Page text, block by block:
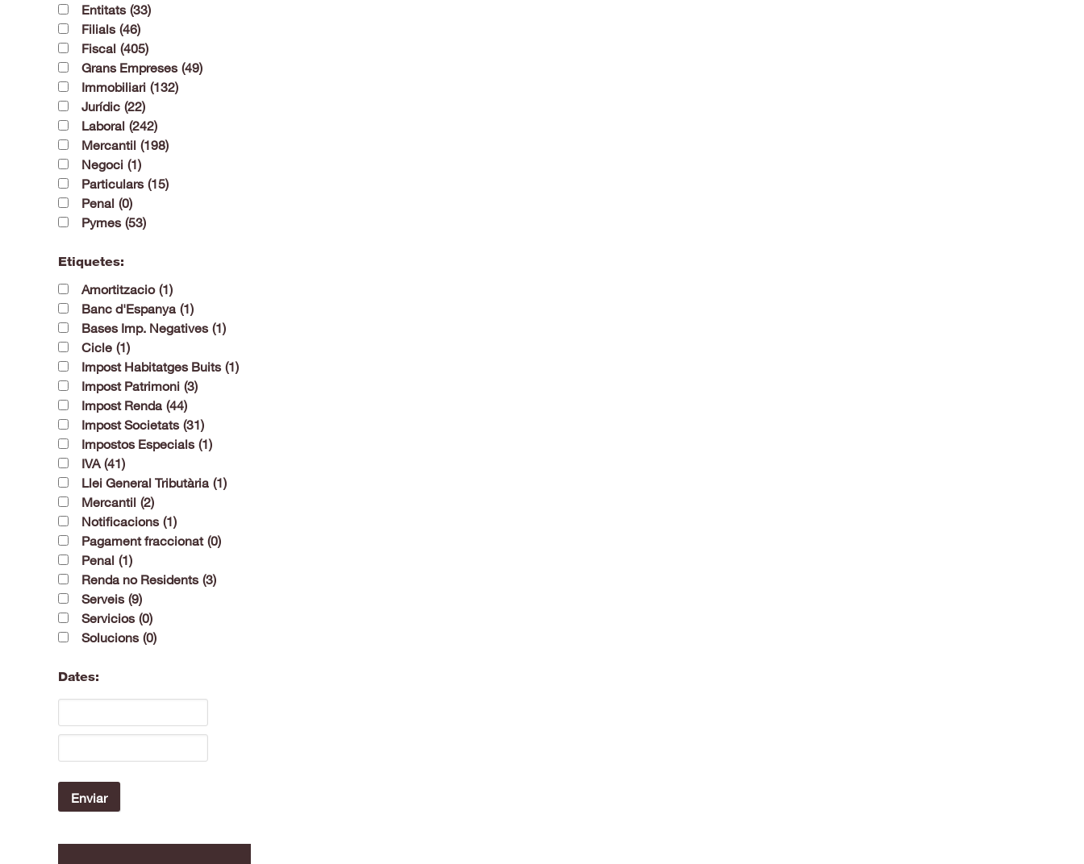
Entitats (33)
Filials (46)
Fiscal (405)
Grans Empreses (49)
Immobiliari (132)
Jurídic (22)
Laboral (242)
Mercantil (198)
Negoci (1)
Particulars (15)
Penal (0)
Pymes (53)
Etiquetes:
Amortitzacio (1)
Banc d'Espanya (1)
Bases Imp. Negatives (1)
Cicle (1)
Impost Habitatges Buits (1)
Impost Patrimoni (3)
Impost Renda (44)
Impost Societats (31)
Impostos Especials (1)
IVA (41)
Llei General Tributària (1)
Mercantil (2)
Notificacions (1)
Pagament fraccionat (0)
Penal (1)
Renda no Residents (3)
Serveis (9)
Servicios (0)
Solucions (0)
Dates: